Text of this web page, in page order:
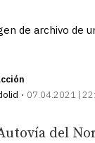
de archivo de
07.04.2021 |
del